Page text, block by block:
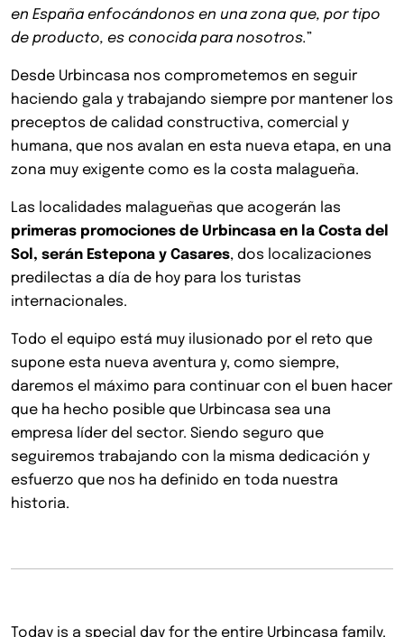
en España enfocándonos en una zona que, por tipo
de producto, es conocida para nosotros.”
Desde Urbincasa nos comprometemos en seguir
haciendo gala y trabajando siempre por mantener los
preceptos de calidad constructiva, comercial y
humana, que nos avalan en esta nueva etapa, en una
zona muy exigente como es la costa malagueña.
Las localidades malagueñas que acogerán las
primeras promociones de Urbincasa en la Costa del
Sol, serán Estepona y Casares, dos localizaciones
predilectas a día de hoy para los turistas
internacionales.
Todo el equipo está muy ilusionado por el reto que
supone esta nueva aventura y, como siempre,
daremos el máximo para continuar con el buen hacer
que ha hecho posible que Urbincasa sea una
empresa líder del sector. Siendo seguro que
seguiremos trabajando con la misma dedicación y
esfuerzo que nos ha definido en toda nuestra
historia.
Today is a special day for the entire Urbincasa family.